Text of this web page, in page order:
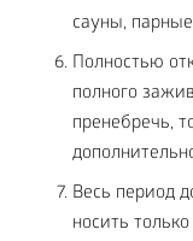
сауны,
Полностью
полного
пренебречь,
Весь период
носить